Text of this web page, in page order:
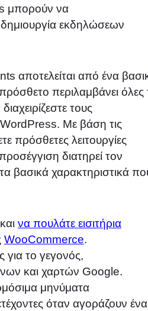
μπορούν να
εκδηλώσεων
αποτελείται από ένα
περιλαμβάνει όλες
τους
WordPress. Με βάση τις
πρόσθετες λειτουργίες
διατηρεί τον
βασικά χαρακτηριστικά
και να πουλάτε εισιτήρια
WooCommerce.
για το γεγονός,
και χαρτών Google.
μηνύματα
όταν αγοράζουν ένα